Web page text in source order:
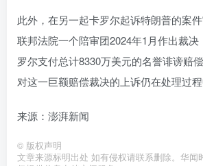
此外，在另一起卡罗尔起诉特朗普的案
联邦法院一个陪审团2024年1月作出裁
罗尔支付总计8330万美元的名誉诽谤赔
对这一巨额赔偿裁决的上诉仍在处理过程
来源：澎湃新闻
© 版权声明
文章来源标明出处 如有侵权请联系删除。华闻